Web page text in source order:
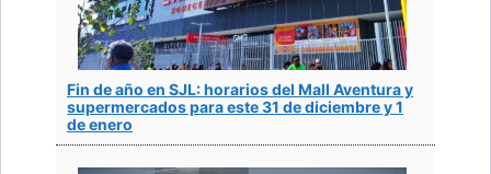
Fin de año en SJL: horarios del Mall Aventura y
supermercados para este 31 de diciembre y 1
de enero